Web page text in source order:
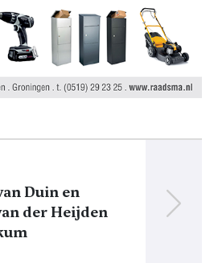
Duin en
der Heijden